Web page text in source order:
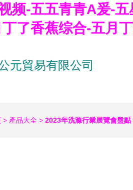
频-五五青青A爰-
了香蕉综合-五月
元貿易有限公司
> 產品大全 > 2023年洗滌行業展覽會盤